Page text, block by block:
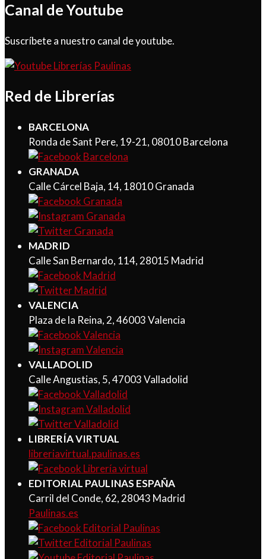
Canal de Youtube
Suscríbete a nuestro canal de youtube.
Red de Librerías
BARCELONA
Ronda de Sant Pere, 19-21, 08010 Barcelona
GRANADA
Calle Cárcel Baja, 14, 18010 Granada
MADRID
Calle San Bernardo, 114, 28015 Madrid
VALENCIA
Plaza de la Reina, 2, 46003 Valencia
VALLADOLID
Calle Angustias, 5, 47003 Valladolid
LIBRERÍA VIRTUAL
libreriavirtual.paulinas.es
EDITORIAL PAULINAS ESPAÑA
Carril del Conde, 62, 28043 Madrid
Paulinas.es